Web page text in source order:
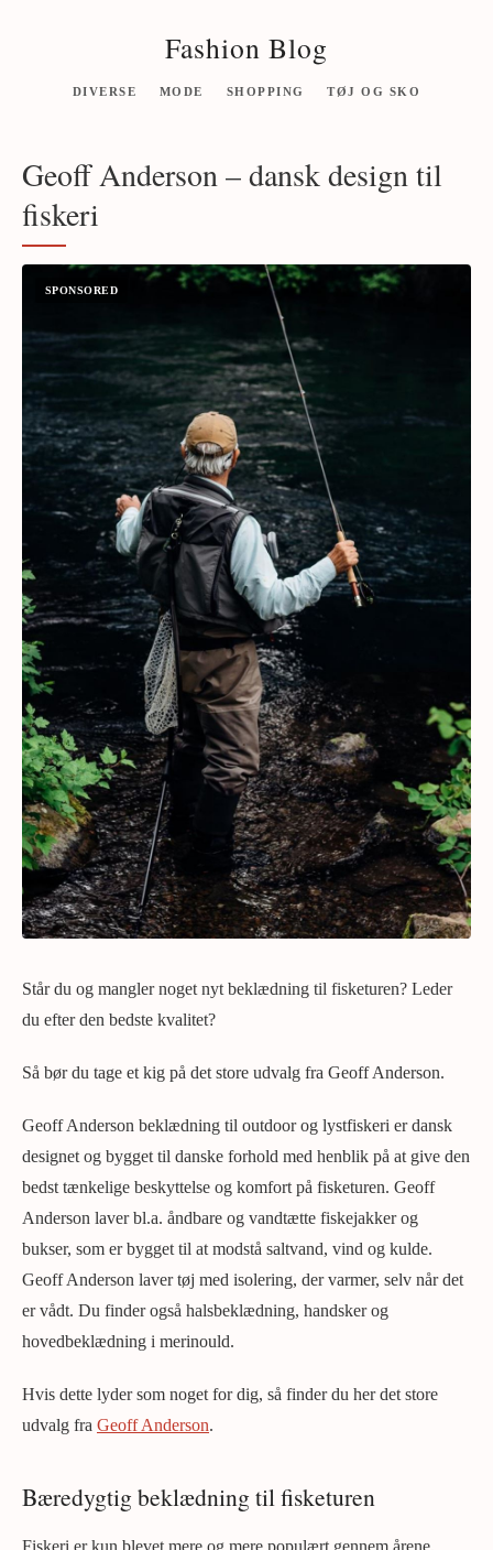
Fashion Blog
DIVERSE MODE SHOPPING TØJ OG SKO
Geoff Anderson – dansk design til
fiskeri
Står du og mangler noget nyt beklædning til fisketuren? Leder
du efter den bedste kvalitet?
Så bør du tage et kig på det store udvalg fra Geoff Anderson.
Geoff Anderson beklædning til outdoor og lystfiskeri er dansk
designet og bygget til danske forhold med henblik på at give den
bedst tænkelige beskyttelse og komfort på fisketuren. Geoff
Anderson laver bl.a. åndbare og vandtætte fiskejakker og
bukser, som er bygget til at modstå saltvand, vind og kulde.
Geoff Anderson laver tøj med isolering, der varmer, selv når det
er vådt. Du finder også halsbeklædning, handsker og
hovedbeklædning i merinould.
Hvis dette lyder som noget for dig, så finder du her det store
udvalg fra Geoff Anderson.
Bæredygtig beklædning til fisketuren
Fiskeri er kun blevet mere og mere populært gennem årene.